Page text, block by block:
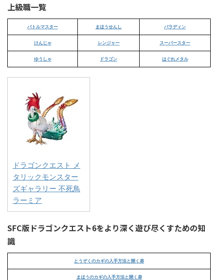
上級職一覧
バトルマスター まほうせんし パラディン
けんじゃ レンジャー スーパースター
ゆうしゃ ドラゴン はぐれメタル
ドラゴンクエスト メ
タリックモンスター
ズギャラリー 不死鳥
ラーミア
SFC版ドラゴンクエスト6をより深く遊び尽くすための知
識
とうぞくのカギの入手方法と開く扉
まほうのカギの入手方法と開く扉